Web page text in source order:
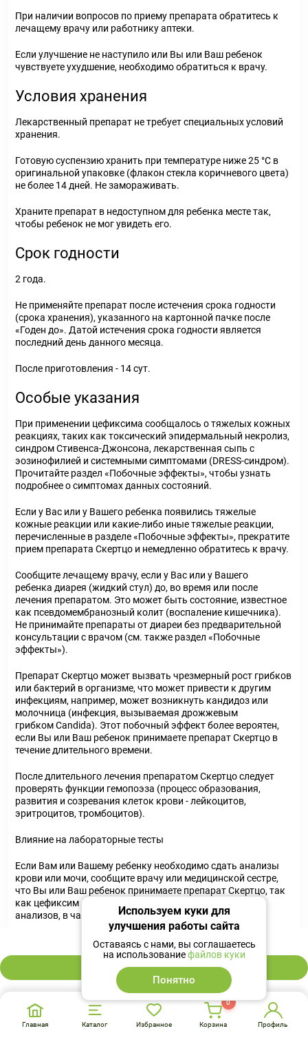
821 ₽
В корзину
При наличии вопросов по приему препарата обратитесь к
лечащему врачу или работнику аптеки.
Если улучшение не наступило или Вы или Ваш ребенок
чувствуете ухудшение, необходимо обратиться к врачу.
Условия хранения
Лекарственный препарат не требует специальных условий
хранения.
Готовую суспензию хранить при температуре ниже 25 °С в
оригинальной упаковке (флакон стекла коричневого цвета)
не более 14 дней. Не замораживать.
Храните препарат в недоступном для ребенка месте так,
чтобы ребенок не мог увидеть его.
Срок годности
2 года.
Не применяйте препарат после истечения срока годности
(срока хранения), указанного на картонной пачке после
«Годен до». Датой истечения срока годности является
последний день данного месяца.
После приготовления - 14 сут.
Особые указания
При применении цефиксима сообщалось о тяжелых кожных
реакциях, таких как токсический эпидермальный некролиз,
синдром Стивенса-Джонсона, лекарственная сыпь с
эозинофилией и системными симптомами (DRESS-синдром).
Прочитайте раздел «Побочные эффекты», чтобы узнать
подробнее о симптомах данных состояний.
Если у Вас или у Вашего ребенка появились тяжелые
кожные реакции или какие-либо иные тяжелые реакции,
перечисленные в разделе «Побочные эффекты», прекратите
прием препарата Скертцо и немедленно обратитесь к врачу.
Сообщите лечащему врачу, если у Вас или у Вашего
ребенка диарея (жидкий стул) до, во время или после
лечения препаратом. Это может быть состояние, известное
как псевдомембранозный колит (воспаление кишечника).
Не принимайте препараты от диареи без предварительной
консультации с врачом (см. также раздел «Побочные
эффекты»).
Препарат Скертцо может вызвать чрезмерный рост грибков
или бактерий в организме, что может привести к другим
инфекциям, например, может возникнуть кандидоз или
молочница (инфекция, вызываемая дрожжевым
грибком Candida). Этот побочный эффект более вероятен,
если Вы или Ваш ребенок принимаете препарат Скертцо в
течение длительного времени.
После длительного лечения препаратом Скертцо следует
проверять функции гемопоэза (процесс образования,
развития и созревания клеток крови - лейкоцитов,
эритроцитов, тромбоцитов).
Влияние на лабораторные тесты
Если Вам или Вашему ребенку необходимо сдать анализы
крови или мочи, сообщите врачу или медицинской сестре,
что Вы или Ваш ребенок принимаете препарат Скертцо, так
как цефиксим может изменить результаты некоторых
анализов, в частности:
результаты анализа мочи на сахар (например, тесты
Бенедикта, Фелинга, Clinitest). Рекомендуется
использовать тесты, основанные на ферментативных
глюкозооксидазных реакциях (например, полоски Tes-
анализ крови на антитела, называемый прямой
пробой Кумбса.
Главная Каталог Избранное Корзина
0
Профиль
Используем куки для
улучшения работы сайта
Оставаясь с нами, вы соглашаетесь
на использованиефайлов куки
Понятно